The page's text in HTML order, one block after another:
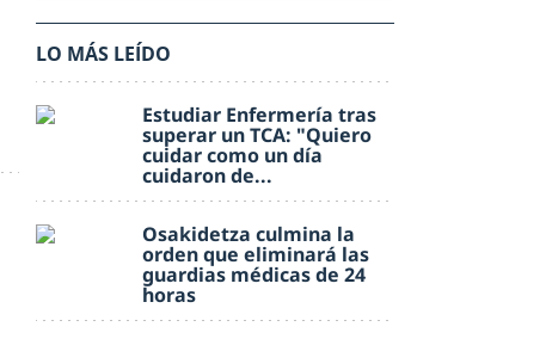
LO MÁS LEÍDO
Estudiar Enfermería tras
superar un TCA: "Quiero
cuidar como un día
cuidaron de...
Osakidetza culmina la
orden que eliminará las
guardias médicas de 24
horas